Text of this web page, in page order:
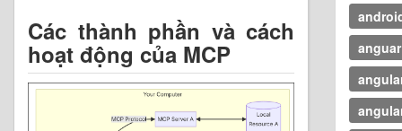
Các thành phần và cách
hoạt động của MCP